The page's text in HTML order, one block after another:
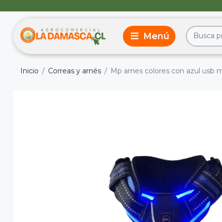
Inicio Correas y arnés Mp arnes colores con azul usb